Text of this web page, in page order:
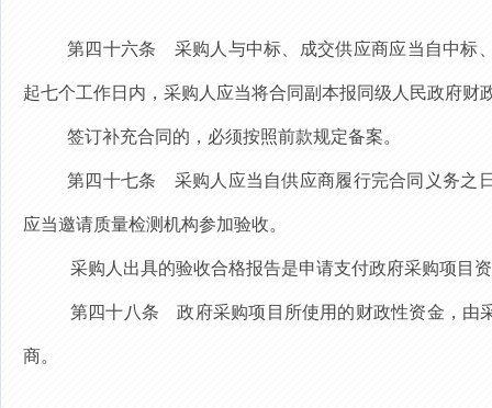
第四十六条 采购人与中标、成交供应商应当自中标
起七个工作日内，采购人应当将合同副本报同级人民政府财
签订补充合同的，必须按照前款规定备案。
第四十七条 采购人应当自供应商履行完合同义务之
应当邀请质量检测机构参加验收。
采购人出具的验收合格报告是申请支付政府采购项目
第四十八条 政府采购项目所使用的财政性资金，由
商。